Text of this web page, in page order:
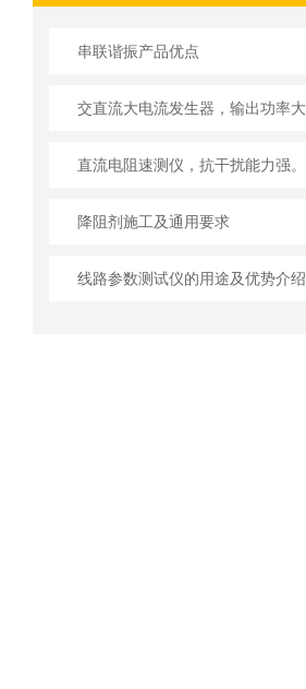
串联谐振产品优点
直流电阻速测仪，抗干扰能力强。
降阻剂施工及通用要求
线路参数测试仪的用途及优势介绍